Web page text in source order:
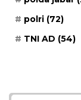
polri (72)
TNI AD (54)